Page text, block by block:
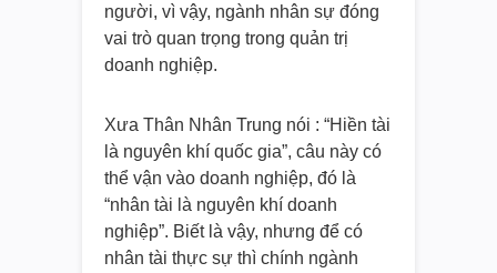
người, vì vậy, ngành nhân sự đóng
vai trò quan trọng trong quản trị
doanh nghiệp.
Xưa Thân Nhân Trung nói : “Hiền tài
là nguyên khí quốc gia”, câu này có
thể vận vào doanh nghiệp, đó là
“nhân tài là nguyên khí doanh
nghiệp”. Biết là vậy, nhưng để có
nhân tài thực sự thì chính ngành